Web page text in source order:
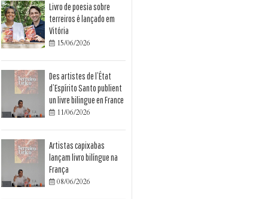
Livro de poesia sobre
terreiros é lançado em
Vitória
 15/06/2026
Des artistes de l’État
d’Espírito Santo publient
un livre bilingue en France
 11/06/2026
Artistas capixabas
lançam livro bilíngue na
França
 08/06/2026